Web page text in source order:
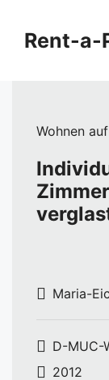
Inhalt
springenRent-a-
Wohnen
Maria-
D-MUC-
2012